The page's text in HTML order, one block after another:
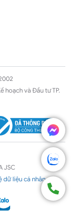
hoạch và Đầu tư TP.
JSC
dữ liệu cá nhân